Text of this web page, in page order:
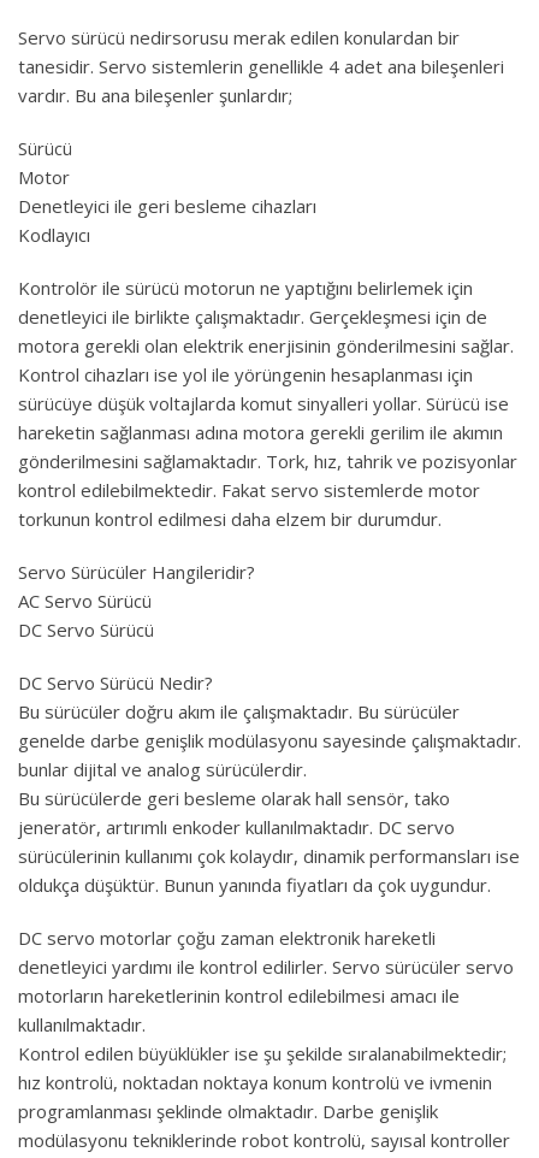
Servo sürücü nedirsorusu merak edilen konulardan bir
tanesidir. Servo sistemlerin genellikle 4 adet ana bileşenleri
vardır. Bu ana bileşenler şunlardır;
Sürücü
Motor
Denetleyici ile geri besleme cihazları
Kodlayıcı
Kontrolör ile sürücü motorun ne yaptığını belirlemek için
denetleyici ile birlikte çalışmaktadır. Gerçekleşmesi için de
motora gerekli olan elektrik enerjisinin gönderilmesini sağlar.
Kontrol cihazları ise yol ile yörüngenin hesaplanması için
sürücüye düşük voltajlarda komut sinyalleri yollar. Sürücü ise
hareketin sağlanması adına motora gerekli gerilim ile akımın
gönderilmesini sağlamaktadır. Tork, hız, tahrik ve pozisyonlar
kontrol edilebilmektedir. Fakat servo sistemlerde motor
torkunun kontrol edilmesi daha elzem bir durumdur.
Servo Sürücüler Hangileridir?
AC Servo Sürücü
DC Servo Sürücü
DC Servo Sürücü Nedir?
Bu sürücüler doğru akım ile çalışmaktadır. Bu sürücüler
genelde darbe genişlik modülasyonu sayesinde çalışmaktadır.
bunlar dijital ve analog sürücülerdir.
Bu sürücülerde geri besleme olarak hall sensör, tako
jeneratör, artırımlı enkoder kullanılmaktadır. DC servo
sürücülerinin kullanımı çok kolaydır, dinamik performansları ise
oldukça düşüktür. Bunun yanında fiyatları da çok uygundur.
DC servo motorlar çoğu zaman elektronik hareketli
denetleyici yardımı ile kontrol edilirler. Servo sürücüler servo
motorların hareketlerinin kontrol edilebilmesi amacı ile
kullanılmaktadır.
Kontrol edilen büyüklükler ise şu şekilde sıralanabilmektedir;
hız kontrolü, noktadan noktaya konum kontrolü ve ivmenin
programlanması şeklinde olmaktadır. Darbe genişlik
modülasyonu tekniklerinde robot kontrolü, sayısal kontroller